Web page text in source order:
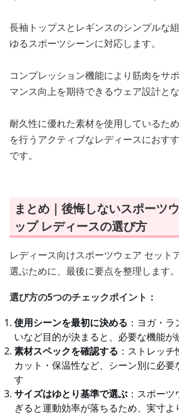
長袖トップスとレギンスのシンプルな
ゆるスポーツシーンに対応します。
コンプレッション機能により筋肉をサ
マンス向上を期待できるウェア設計とな
耐久性に優れた素材を使用しているた
を行うアクティブなレディースにおす
です。
まとめ｜後悔しないスポーツ
ップ レディースの選び方
レディース向けスポーツウェア セット
選ぶために、最後に要点を整理します。
選び方の5つのチェックポイント：
使用シーンを最初に決める ：ヨガ・
いなど目的が決まると、必要な機能が
素材スペックを確認する ：ストレッ
カット・保温性など、シーン別に必要
す
サイズはゆとり基準で選ぶ ：スポー
ぎると運動効率が落ちるため、実寸